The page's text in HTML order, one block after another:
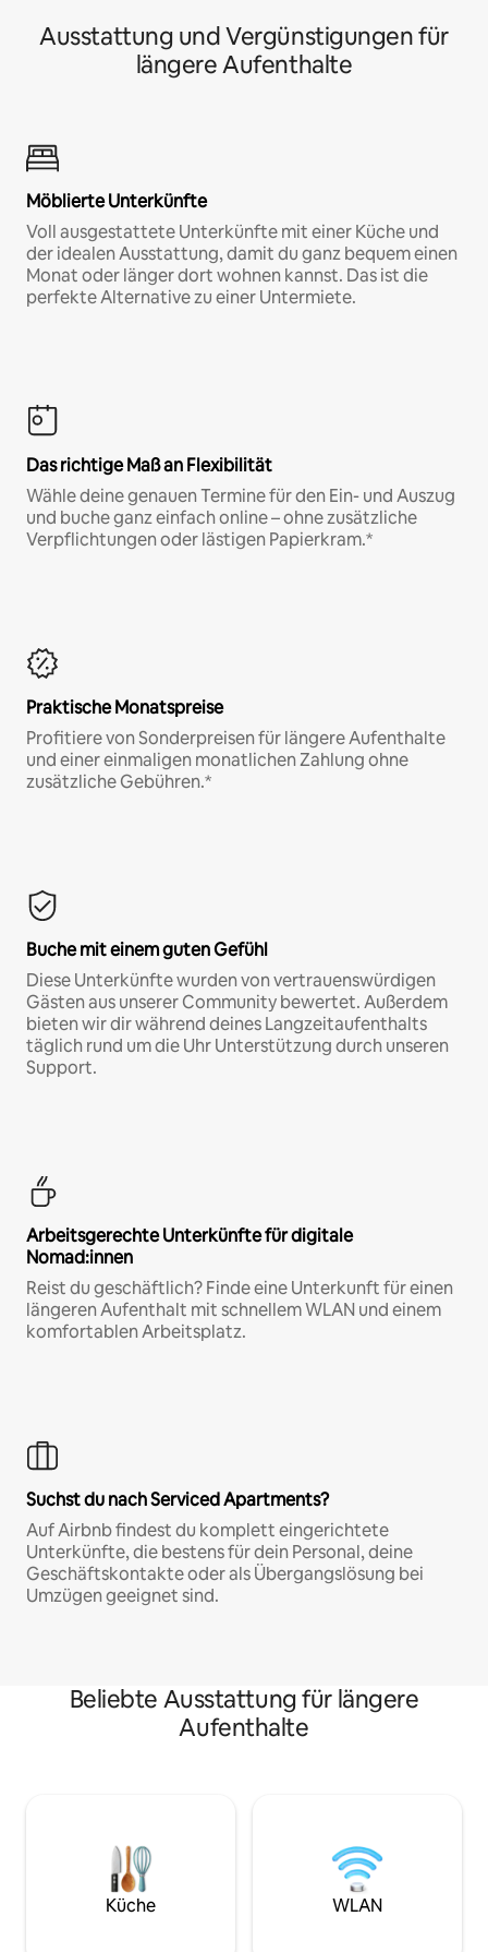
Ausstattung und Vergünstigungen für
längere Aufenthalte
Möblierte Unterkünfte
Voll ausgestattete Unterkünfte mit einer Küche und
der idealen Ausstattung, damit du ganz bequem einen
Monat oder länger dort wohnen kannst. Das ist die
perfekte Alternative zu einer Untermiete.
Das richtige Maß an Flexibilität
Wähle deine genauen Termine für den Ein- und Auszug
und buche ganz einfach online – ohne zusätzliche
Verpflichtungen oder lästigen Papierkram.*
Praktische Monatspreise
Profitiere von Sonderpreisen für längere Aufenthalte
und einer einmaligen monatlichen Zahlung ohne
zusätzliche Gebühren.*
Buche mit einem guten Gefühl
Diese Unterkünfte wurden von vertrauenswürdigen
Gästen aus unserer Community bewertet. Außerdem
bieten wir dir während deines Langzeitaufenthalts
täglich rund um die Uhr Unterstützung durch unseren
Support.
Arbeitsgerechte Unterkünfte für digitale
Nomad:innen
Reist du geschäftlich? Finde eine Unterkunft für einen
längeren Aufenthalt mit schnellem WLAN und einem
komfortablen Arbeitsplatz.
Suchst du nach Serviced Apartments?
Auf Airbnb findest du komplett eingerichtete
Unterkünfte, die bestens für dein Personal, deine
Geschäftskontakte oder als Übergangslösung bei
Umzügen geeignet sind.
Beliebte Ausstattung für längere
Aufenthalte
Küche WLAN